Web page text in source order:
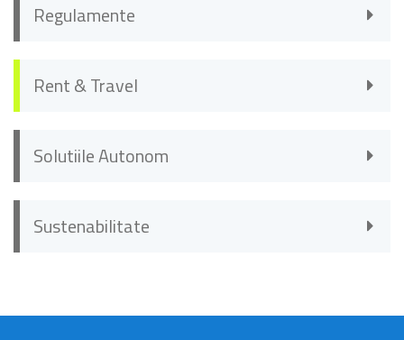
Regulamente
Rent & Travel
Solutiile Autonom
Sustenabilitate